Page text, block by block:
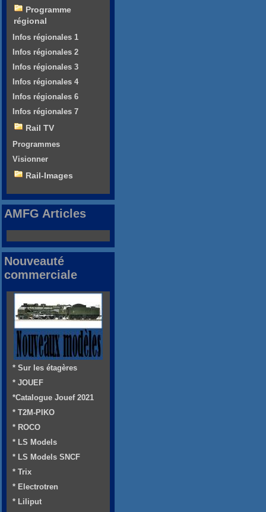
Programme
régional
Infos régionales 1
Infos régionales 2
Infos régionales 3
Infos régionales 4
Infos régionales 6
Infos régionales 7
Rail TV
Programmes
Visionner
Rail-Images
AMFG Articles
Nouveauté
commerciale
* Sur les étagères
* JOUEF
*Catalogue Jouef 2021
* T2M-PIKO
* ROCO
* LS Models
* LS Models SNCF
* Trix
* Electrotren
* Liliput